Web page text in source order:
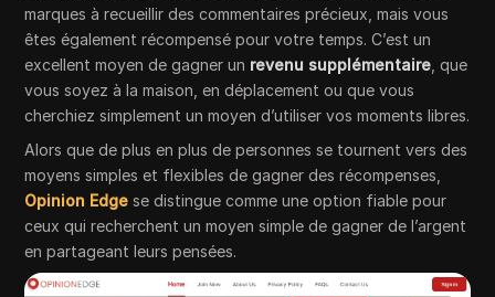
marques à recueillir des commentaires précieux, mais vous
êtes également récompensé pour votre temps. C’est un
excellent moyen de gagner un revenu supplémentaire , que
vous soyez à la maison, en déplacement ou que vous
cherchiez simplement un moyen d’utiliser vos moments libres.
Alors que de plus en plus de personnes se tournent vers des
moyens simples et flexibles de gagner des récompenses,
Opinion Edge se distingue comme une option fiable pour
ceux qui recherchent un moyen simple de gagner de l’argent
en partageant leurs pensées.